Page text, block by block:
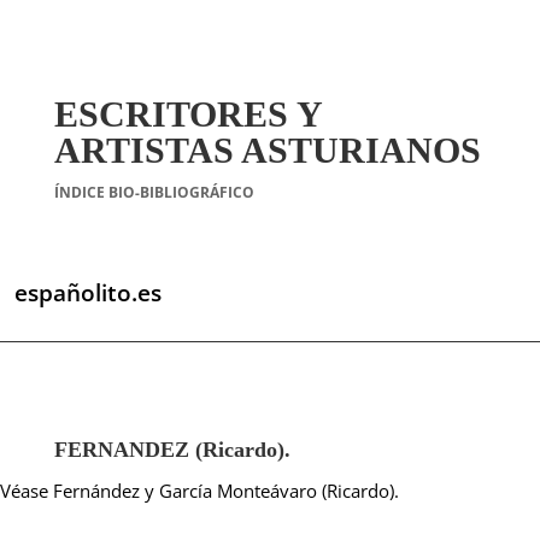
ESCRITORES Y
ARTISTAS ASTURIANOS
ÍNDICE BIO-BIBLIOGRÁFICO
españolito.es
FERNANDEZ (Ricardo).
Véase Fernández y García Monteávaro (Ricardo).